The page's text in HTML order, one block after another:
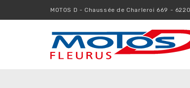
MOTOS D - Chaussée de Charleroi 669 -